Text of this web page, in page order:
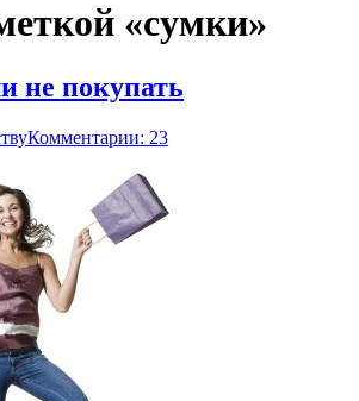
«сумки»
не покупать
Комментарии: 23